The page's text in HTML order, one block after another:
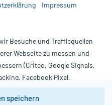
durch einen Arzt. Bitte
| Diese Webseite benutzt
die wichtigen Hinweise in
den Widerruf einer Bestellung
Impressum
Besuche und Trafficquellen
Webseite zu messen und
(Criteo, Google Signals,
Facebook Pixel,
speichern